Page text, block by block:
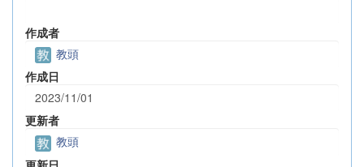
作成者
教頭
作成日
2023/11/01
更新者
教頭